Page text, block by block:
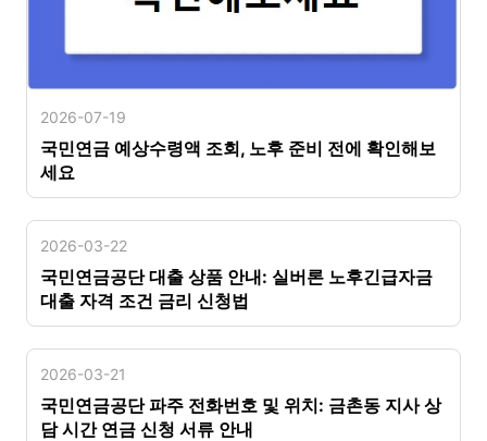
2026-07-19
국민연금 예상수령액 조회, 노후 준비 전에 확인해보
세요
2026-03-22
국민연금공단 대출 상품 안내: 실버론 노후긴급자금
대출 자격 조건 금리 신청법
2026-03-21
국민연금공단 파주 전화번호 및 위치: 금촌동 지사 상
담 시간 연금 신청 서류 안내